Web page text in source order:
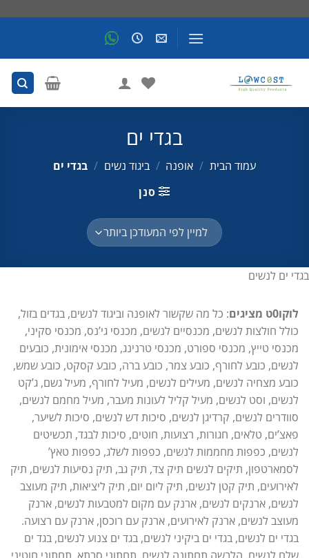
בגדי ים
עמוד הבית / אופנה / ביגוד נשים / בגדי ים
סנן
בגדי ים לנשים
לוקו0ט מציגים
: כל מה שקשור לאופנה וביגוד לנשים, בגדים בזול,
כולל חולצות לנשים, מכנסיים לנשים, מכנסי גי’נס, מכנסי סקיני,
מכנסי טייץ, מכנסי ספורט, מכנסי טרנינג, מכנסי אימונית, כובעים
לנשים, כובע לחורף, כובע צמר, כובע ברה, כובע קסקט, כובע שמש,
כובע מצחיה לנשים, מעילים לנשים, מעיל לחורף, מעיל גשם, ג’קט
לנשים, וסט לנשים, מעיל קליל לעונות מעבר, מעיל מחמם לנשים,
סוודרים לנשים, קרדיגן לנשים, סיכות דש לנשים, סיכות לשיער,
פאצ’ים, טלאים, חגורות, רצועות, חוטים, סיכות לבגד, תכשיטים
לנשים, כפפות מחממות לנשים, כפפות לשלג, כפפות טאץ’
לסמארטפון, תיקים לנשים תיק צד, תיק גב, תיק נסיעות לנשים, תיק
לאירועים, תיק קטן לנשים, תיק ליום יום, תיק ליציאות, תיק מעוצב
לנשים, ארנקים לנשים, ארנק עם מקום למטבעות לנשים, ארנק
מעוצב לנשים, ארנק לאירועים, ארנק עם רוכסן, ארנק עם רצועה.
בגדי ים לנשים, בגדי ים ביקיני לנשים, בגד ים צנוע לנשים, בגד ים
שלם לנשים. הלבשה תחתונה לנשים, תחתוני סבתא, תחתוני חוטיני